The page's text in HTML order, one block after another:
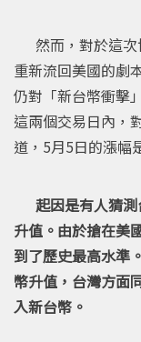
然而，對於這次
重新流回美國的劇
仍對「新台幣衝擊
這兩個交易日內，
道，5月5日的漲幅
起因是有人猜
升值。由於搶在美
到了歷史最高水準
幣升值，台灣方面
入新台幣。